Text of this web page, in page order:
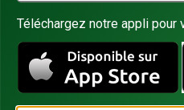
Téléchargez notre appli